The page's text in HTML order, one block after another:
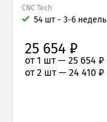
CNC Tech
54 шт - 3-6 недель
25 654 ₽
от 1 шт — 25 654 ₽
от 2 шт — 24 410 ₽